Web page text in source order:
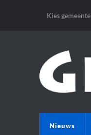
Kies gemeente
Nieuws